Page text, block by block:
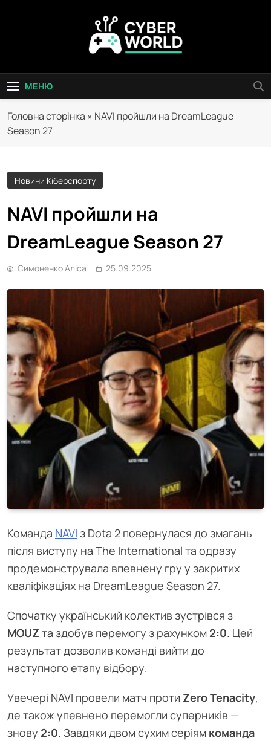
Сyber World
МЕНЮ
Головна сторінка » NAVI пройшли на DreamLeague
Season 27
Новини Кіберспорту
NAVI пройшли на
DreamLeague Season 27
Симоненко Аліса 25.09.2025
Команда NAVI з Dota 2 повернулася до змагань
після виступу на The International та одразу
продемонструвала впевнену гру у закритих
кваліфікаціях на DreamLeague Season 27.
Спочатку український колектив зустрівся з
MOUZ та здобув перемогу з рахунком 2:0. Цей
результат дозволив команді вийти до
наступного етапу відбору.
Увечері NAVI провели матч проти Zero Tenacity,
де також упевнено перемогли суперників —
знову 2:0. Завдяки двом сухим серіям команда